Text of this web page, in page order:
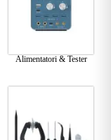
Alimentatori & Tester